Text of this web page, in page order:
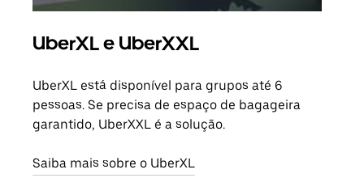
UberXL e UberXXL
UberXL está disponível para grupos até 6
pessoas. Se precisa de espaço de bagageira
garantido, UberXXL é a solução.
Saiba mais sobre o UberXL